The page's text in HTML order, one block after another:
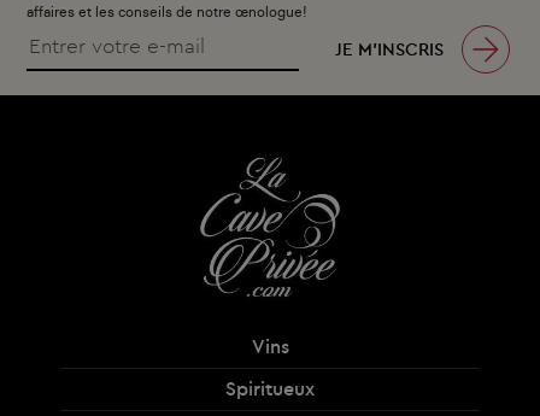
affaires et les conseils de notre œnologue!
JE M’INSCRIS
Vins
Spiritueux